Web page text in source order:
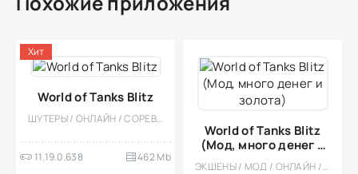
World of Tanks Blitz
ШУТЕРЫ / ОНЛАЙН / СОРЕВНОВАТЕЛЬНАЯ / МНОГОПОЛЬЗОВАТЕЛЬСКАЯ / КАЗУАЛЬНЫЕ / ЭКШЕНЫ / ТАНКИ / РЕАЛИЗМ / PVP
11.19.0.638 462 Mb
Хит
World of Tanks Blitz
(Мод, много денег и
золота)
ЭКШЕНЫ / МОД / ОНЛАЙН / КАЗУАЛЬНЫЕ / МНОГОПОЛЬЗОВАТЕЛЬСКАЯ / СОРЕВНОВАТЕЛЬНАЯ / ШУТЕРЫ / ТАНКИ / РЕАЛИЗМ / СТИЛИЗАЦИЯ / 3D / ГОНОЧНЫЙ ШУТЕР